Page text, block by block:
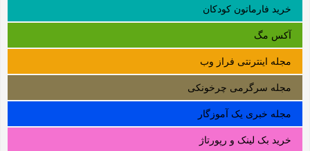
خرید فارماتون کودکان
آکس مگ
مجله اینترنتی فراز وب
مجله سرگرمی چرخونکی
مجله خبری یک آموزگار
خرید بک لینک و رپورتاژ